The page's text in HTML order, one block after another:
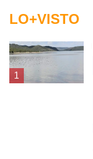
LO+VISTO
1